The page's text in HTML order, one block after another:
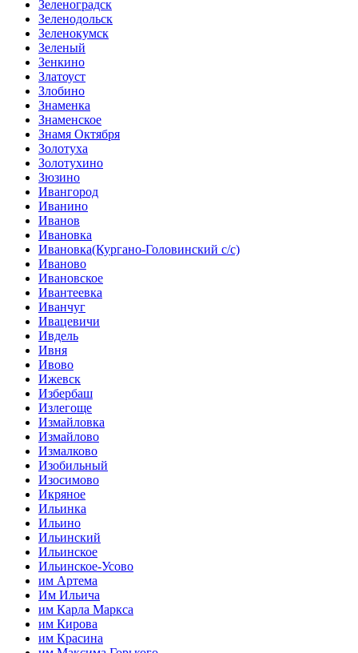
Зеленоградск
Зеленодольск
Зеленокумск
Зеленый
Зенкино
Златоуст
Злобино
Знаменка
Знаменское
Знамя Октября
Золотуха
Золотухино
Зюзино
Ивангород
Иванино
Иванов
Ивановка
Ивановка(Кургано-Головинский с/с)
Иваново
Ивановское
Ивантеевка
Иванчуг
Ивацевичи
Ивдель
Ивня
Ивово
Ижевск
Избербаш
Излегоще
Измайловка
Измайлово
Измалково
Изобильный
Изосимово
Икряное
Ильинка
Ильино
Ильинский
Ильинское
Ильинское-Усово
им Артема
Им Ильича
им Карла Маркса
им Кирова
им Красина